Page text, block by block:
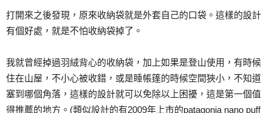
打開來之後發現，原來收納袋就是外套自己的口袋。這樣的設計
有個好處，就是不怕收納袋掉了。
我就曾經掉過羽絨背心的收納袋，加上如果是登山使用，有時候
住在山屋，不小心被收錯，或是睡帳篷的時候空間狹小，不知道
塞到哪個角落，這樣的設計就可以免除以上困擾，這是第一個值
得推薦的地方。(類似設計的有2009年上市的patagonia nano puff